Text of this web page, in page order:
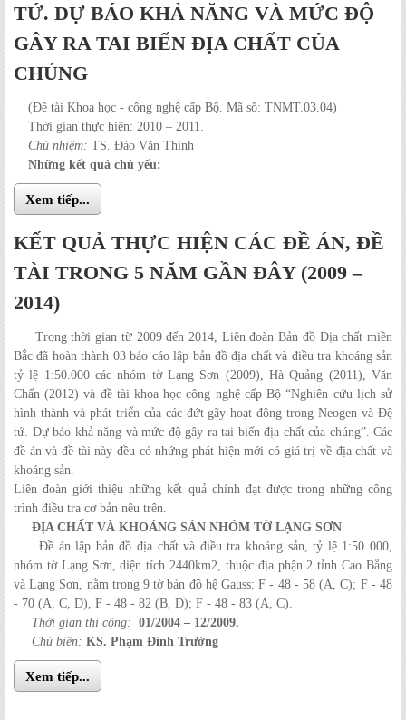
TỨ. DỰ BÁO KHẢ NĂNG VÀ MỨC ĐỘ
GÂY RA TAI BIẾN ĐỊA CHẤT CỦA
CHÚNG
(Đề tài Khoa học - công nghệ cấp Bộ. Mã số: TNMT.03.04)
Thời gian thực hiện: 2010 – 2011.
Chủ nhiệm: TS. Đào Văn Thịnh
Những kết quả chủ yếu:
Xem tiếp...
KẾT QUẢ THỰC HIỆN CÁC ĐỀ ÁN, ĐỀ
TÀI TRONG 5 NĂM GẦN ĐÂY (2009 –
2014)
Trong thời gian từ 2009 đến 2014, Liên đoàn Bản đồ Địa chất miền
Bắc đã hoàn thành 03 báo cáo lập bản đồ địa chất và điều tra khoáng sản
tỷ lệ 1:50.000 các nhóm tờ Lạng Sơn (2009), Hà Quảng (2011), Văn
Chấn (2012) và đề tài khoa học công nghệ cấp Bộ “Nghiên cứu lịch sử
hình thành và phát triển của các đứt gãy hoạt động trong Neogen và Đệ
tứ. Dự báo khả năng và mức độ gây ra tai biến địa chất của chúng”. Các
đề án và đề tài này đều có nhứng phát hiện mới có giá trị về địa chất và
khoáng sản.
Liên đoàn giới thiệu những kết quả chính đạt được trong những công
trình điều tra cơ bản nêu trên.
ĐỊA CHẤT VÀ KHOÁNG SẢN NHÓM TỜ LẠNG SƠN
Đề án lập bản đồ địa chất và điều tra khoáng sản, tỷ lệ 1:50 000,
nhóm tờ Lạng Sơn, diện tích 2440km2, thuộc địa phận 2 tỉnh Cao Bằng
và Lạng Sơn, nằm trong 9 tờ bản đồ hệ Gauss: F - 48 - 58 (A, C); F - 48
- 70 (A, C, D), F - 48 - 82 (B, D); F - 48 - 83 (A, C).
Thời gian thi công: 01/2004 – 12/2009.
Chủ biên: KS. Phạm Đình Trưởng
Xem tiếp...